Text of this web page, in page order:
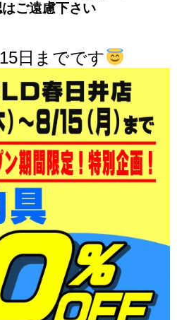
ご遠慮下さい
日までです